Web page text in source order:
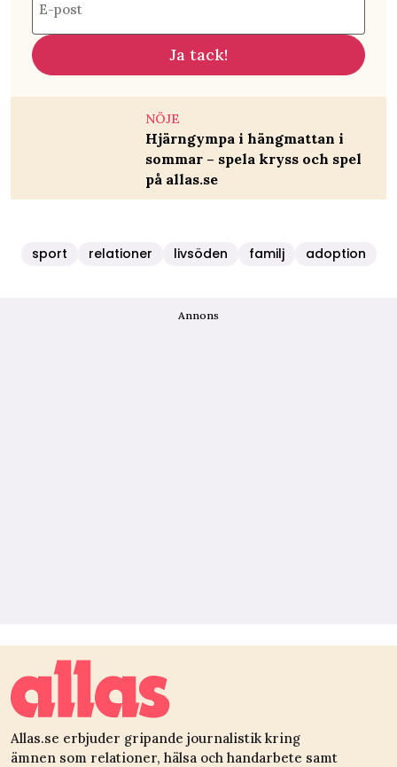
E-post
Ja tack!
NÖJE
Hjärngympa i hängmattan i
sommar – spela kryss och spel
på allas.se
sport relationer livsöden familj adoption
Annons
Allas.se erbjuder gripande journalistik kring
ämnen som relationer, hälsa och handarbete samt